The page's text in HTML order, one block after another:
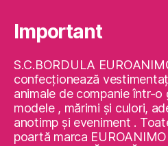
Important
S.C.BORDULA
confecţionează
animale de companie într-
modele , mărimi şi culori,
anotimp şi eveniment .
poartă marca